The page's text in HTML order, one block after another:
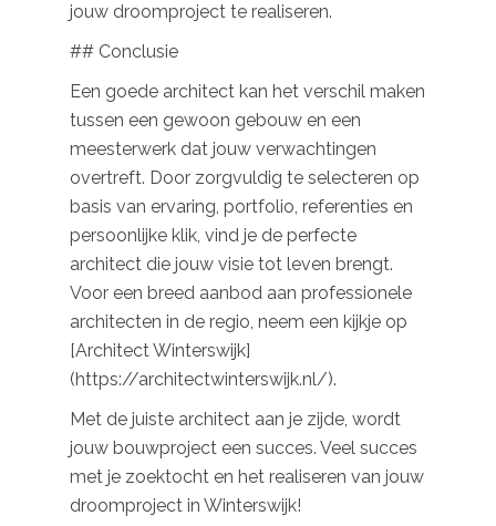
jouw droomproject te realiseren.
## Conclusie
Een goede architect kan het verschil maken
tussen een gewoon gebouw en een
meesterwerk dat jouw verwachtingen
overtreft. Door zorgvuldig te selecteren op
basis van ervaring, portfolio, referenties en
persoonlijke klik, vind je de perfecte
architect die jouw visie tot leven brengt.
Voor een breed aanbod aan professionele
architecten in de regio, neem een kijkje op
[Architect Winterswijk]
(https://architectwinterswijk.nl/).
Met de juiste architect aan je zijde, wordt
jouw bouwproject een succes. Veel succes
met je zoektocht en het realiseren van jouw
droomproject in Winterswijk!